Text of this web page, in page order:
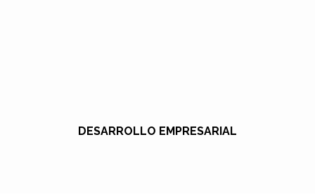
DESARROLLO EMPRESARIAL